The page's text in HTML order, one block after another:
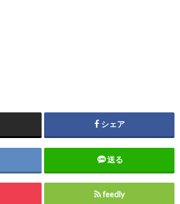
シェア
送る
feedly